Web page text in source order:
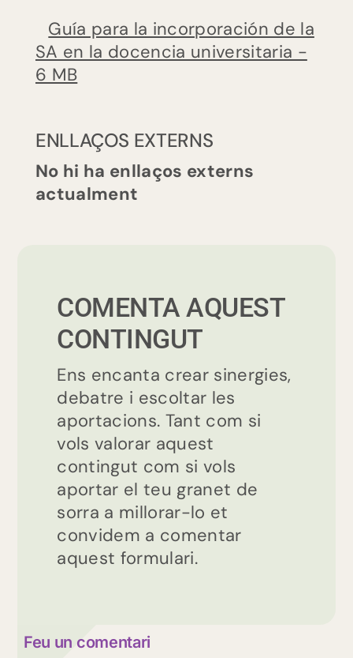
docencia
universitaria.
Propuestas
agroalimentarias
y
de
educación
Guía para la incorporación de la
SA en la docencia universitaria -
6 MB
ENLLAÇOS EXTERNS
No hi ha enllaços externs
actualment
COMENTA AQUEST
CONTINGUT
Ens encanta crear sinergies,
debatre i escoltar les
aportacions. Tant com si
vols valorar aquest
contingut com si vols
aportar el teu granet de
sorra a millorar-lo et
convidem a comentar
aquest formulari.
Feu un comentari